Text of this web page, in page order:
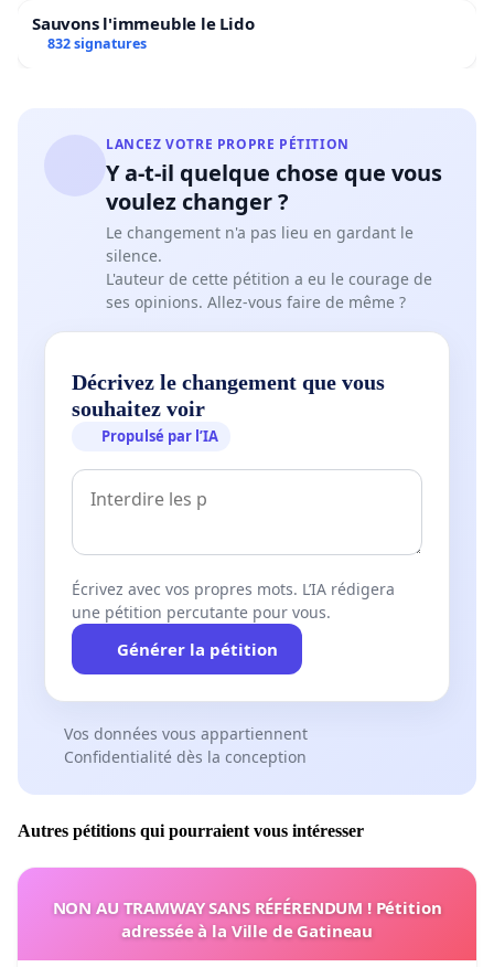
Sauvons l'immeuble le Lido
832 signatures
LANCEZ VOTRE PROPRE PÉTITION
Y a-t-il quelque chose que vous
voulez changer ?
Le changement n'a pas lieu en gardant le
silence.
L'auteur de cette pétition a eu le courage de
ses opinions. Allez-vous faire de même ?
Décrivez le changement que vous
souhaitez voir
Propulsé par l’IA
Écrivez avec vos propres mots. L’IA rédigera
une pétition percutante pour vous.
Générer la pétition
Vos données vous appartiennent
Confidentialité dès la conception
Autres pétitions qui pourraient vous intéresser
NON AU TRAMWAY SANS RÉFÉRENDUM ! Pétition
adressée à la Ville de Gatineau